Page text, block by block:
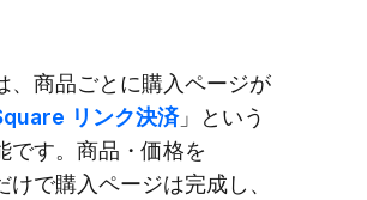
、​商品ごとに​購入ページが​
リンク決済」と​いう​
です。​商品・価格を​
けで​購入ページは​完成し、​